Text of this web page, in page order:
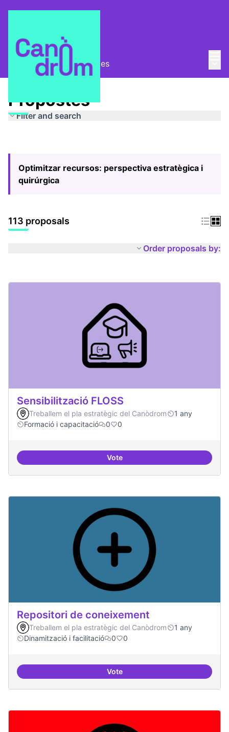
Pla Estratègic Propostes
Propostes
Filter and search
Optimitzar recursos: perspectiva estratègica i
quirúrgica
113 proposals
Order proposals by:
Sensibilització FLOSS
Treballem el pla estratègic del Canòdrom
1 any
Formació i capacitació
0 0
VoteSensibilització FLOSS
Repositori de coneixement
Treballem el pla estratègic del Canòdrom
1 any
Dinamització i facilitació
0 0
VoteRepositori de coneixement